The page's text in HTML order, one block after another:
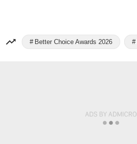
Better Choice Awards 2026